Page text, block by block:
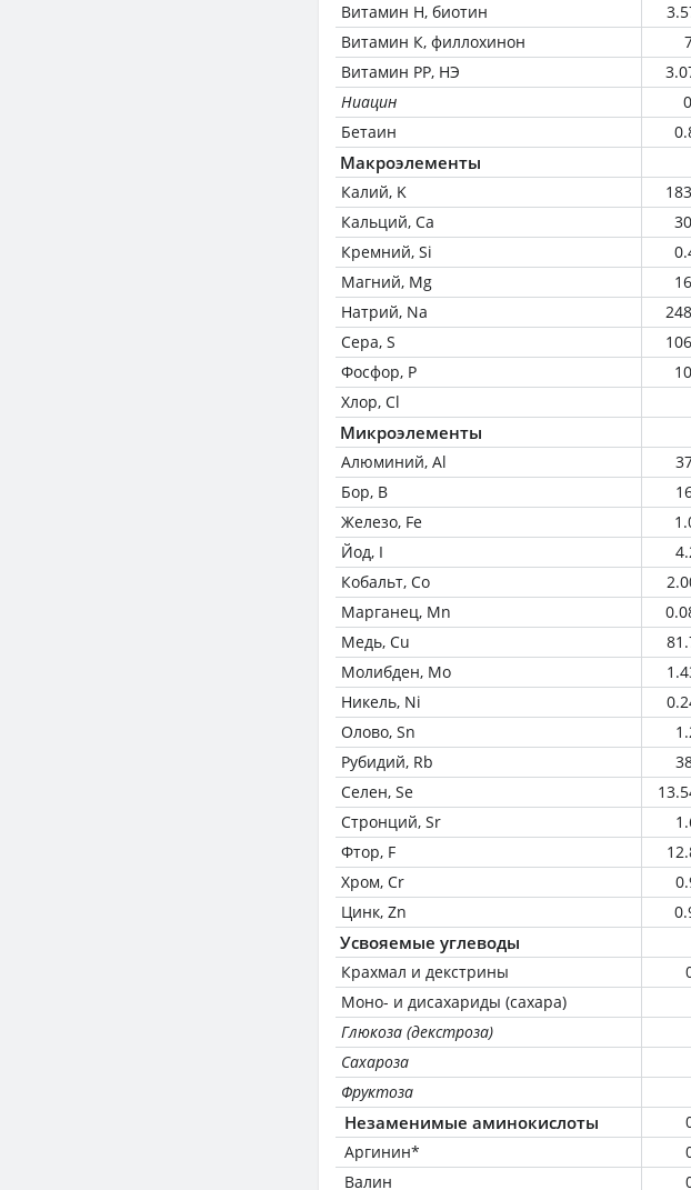
Витамин Н, биотин
Витамин К, филлохинон
Витамин РР, НЭ
Ниацин
Бетаин
Макроэлементы
Калий, K
Кальций, Ca
Кремний, Si
Магний, Mg
Натрий, Na
Сера, S
Фосфор, P
Хлор, Cl
Микроэлементы
Алюминий, Al
Бор, B
Железо, Fe
Йод, I
Кобальт, Co
Марганец, Mn
Медь, Cu
Молибден, Mo
Никель, Ni
Олово, Sn
Рубидий, Rb
Селен, Se
Стронций, Sr
Фтор, F
Хром, Cr
Цинк, Zn
Усвояемые углеводы
Крахмал и декстрины
Моно- и дисахариды (сахара)
Глюкоза (декстроза)
Сахароза
Фруктоза
Незаменимые аминокислоты
Аргинин*
Валин